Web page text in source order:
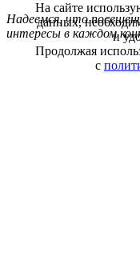
Надеемся, что
интересы в каждом
На сайте
данных,
и
Продолжая
с